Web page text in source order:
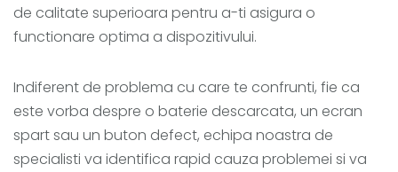
de calitate superioara pentru a-ti asigura o
functionare optima a dispozitivului.
Indiferent de problema cu care te confrunti, fie ca
este vorba despre o baterie descarcata, un ecran
spart sau un buton defect, echipa noastra de
specialisti va identifica rapid cauza problemei si va